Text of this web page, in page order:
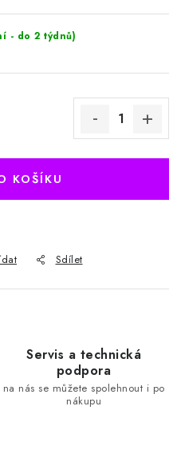
- do 2 týdnů)
KOŠÍKU
Sdílet
Servis a technická
podpora
na nás se můžete spolehnout i po
nákupu